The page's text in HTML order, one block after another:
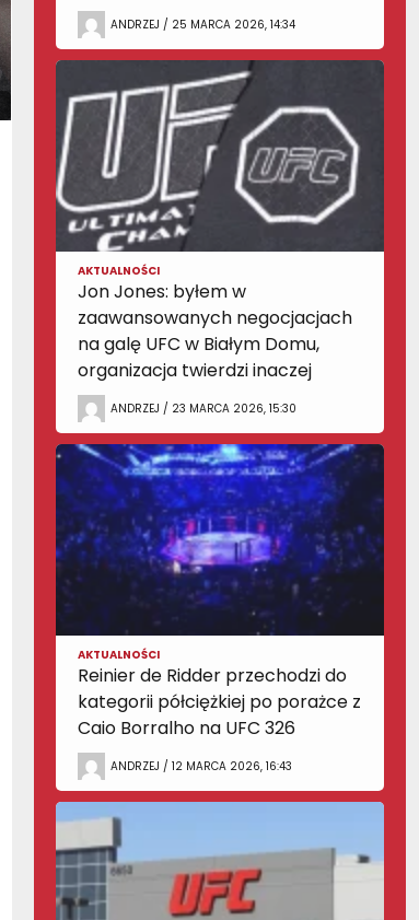
ANDRZEJ / 25 MARCA 2026, 14:34
AKTUALNOŚCI
Jon Jones: byłem w
zaawansowanych negocjacjach
na galę UFC w Białym Domu,
organizacja twierdzi inaczej
ANDRZEJ / 23 MARCA 2026, 15:30
AKTUALNOŚCI
Reinier de Ridder przechodzi do
kategorii półciężkiej po porażce z
Caio Borralho na UFC 326
ANDRZEJ / 12 MARCA 2026, 16:43